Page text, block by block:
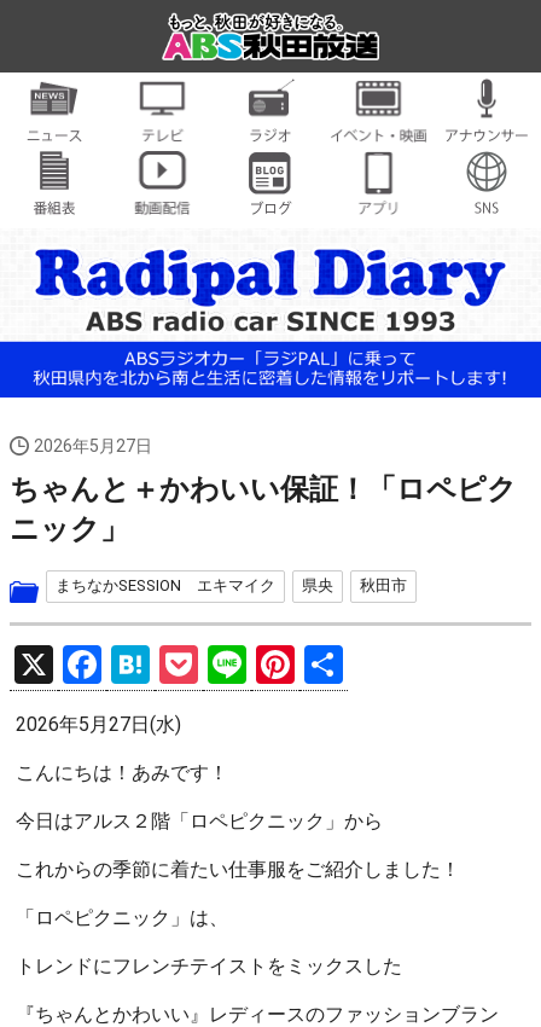
2026年5月27日
ちゃんと＋かわいい保証！「ロペピク
ニック」
まちなかSESSION エキマイク 県央 秋田市
X
F
a
ce
b
o
o
H
at
e
n
a
P
o
et
Li
n
Pi
nt
t
有
2026年5月27日(水)
こんにちは！あみです！
今日はアルス２階「ロペピクニック」から
これからの季節に着たい仕事服をご紹介しました！
「ロペピクニック」は、
トレンドにフレンチテイストをミックスした
『ちゃんとかわいい』レディースのファッションブラン